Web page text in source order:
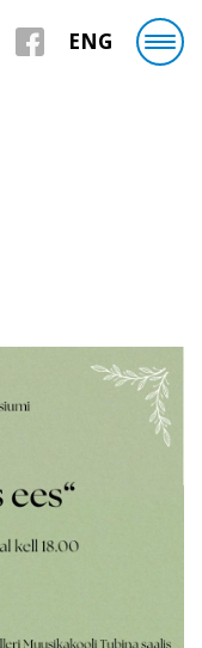
ENG